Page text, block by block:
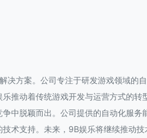
方案。公司专注于研发游戏领域的
推动着传统游戏开发与运营方式的转
中脱颖而出。公司提供的自动化服务
术支持。未来，9B娱乐将继续推动